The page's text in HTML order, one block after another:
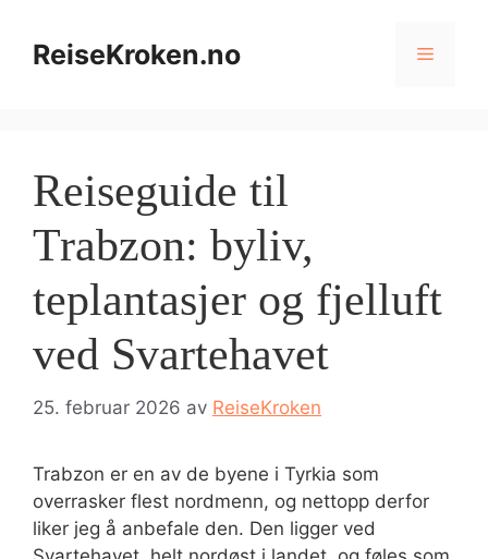
innholdReiseKroken.no Meny
Reiseguide til
Trabzon: byliv,
teplantasjer og fjelluft
ved Svartehavet
25. februar 2026 av ReiseKroken
Trabzon er en av de byene i Tyrkia som
overrasker flest nordmenn, og nettopp derfor
liker jeg å anbefale den. Den ligger ved